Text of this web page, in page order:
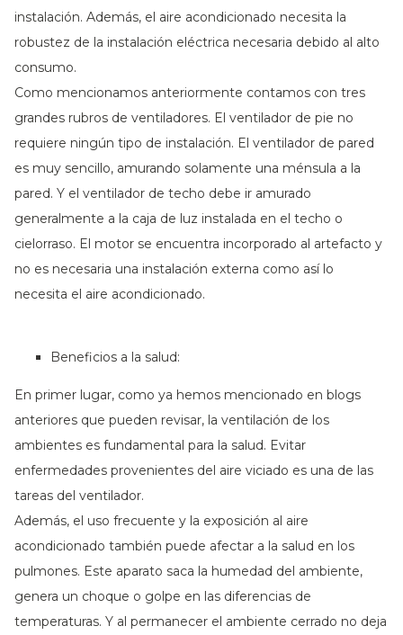
instalación. Además, el aire acondicionado necesita la
robustez de la instalación eléctrica necesaria debido al alto
consumo.
Como mencionamos anteriormente contamos con tres
grandes rubros de ventiladores. El ventilador de pie no
requiere ningún tipo de instalación. El ventilador de pared
es muy sencillo, amurando solamente una ménsula a la
pared. Y el ventilador de techo debe ir amurado
generalmente a la caja de luz instalada en el techo o
cielorraso. El motor se encuentra incorporado al artefacto y
no es necesaria una instalación externa como así lo
necesita el aire acondicionado.
Beneficios a la salud:
En primer lugar, como ya hemos mencionado en blogs
anteriores que pueden revisar, la ventilación de los
ambientes es fundamental para la salud. Evitar
enfermedades provenientes del aire viciado es una de las
tareas del ventilador.
Además, el uso frecuente y la exposición al aire
acondicionado también puede afectar a la salud en los
pulmones. Este aparato saca la humedad del ambiente,
genera un choque o golpe en las diferencias de
temperaturas. Y al permanecer el ambiente cerrado no deja